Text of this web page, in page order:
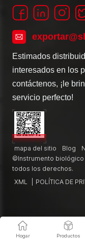
Estimados
interesados en los
contáctenos, ¡le
servicio perfecto!
mapa del sitio Blog
©Instrumento biológico
todos los derechos.
XML
POLÍTICA DE
Hogar Productos